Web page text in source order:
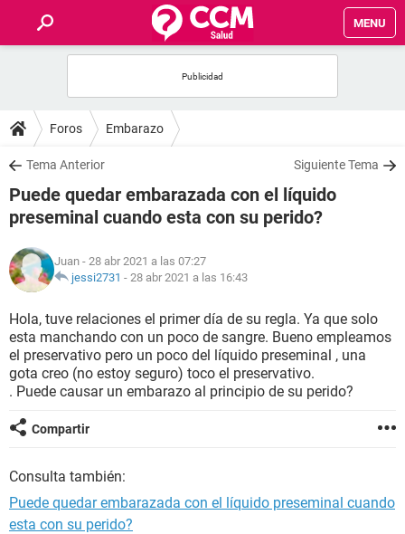
MENU
FOROS
SALUD
NUTRICIÓN
SEXUALIDAD
GLOSARIO
Foros Embarazo
Tema Anterior Siguiente Tema
Puede quedar embarazada con el líquido
preseminal cuando esta con su perido?
Juan - 28 abr 2021 a las 07:27
jessi2731 - 28 abr 2021 a las 16:43
Hola, tuve relaciones el primer día de su regla. Ya que solo
esta manchando con un poco de sangre. Bueno empleamos
el preservativo pero un poco del líquido preseminal , una
gota creo (no estoy seguro) toco el preservativo.
. Puede causar un embarazo al principio de su perido?
Compartir
Consulta también:
Puede quedar embarazada con el líquido preseminal cuando
esta con su perido?